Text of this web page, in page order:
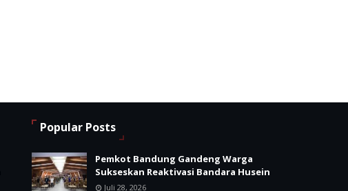
Popular Posts
Pemkot Bandung Gandeng Warga
Sukseskan Reaktivasi Bandara Husein
Juli 28, 2026